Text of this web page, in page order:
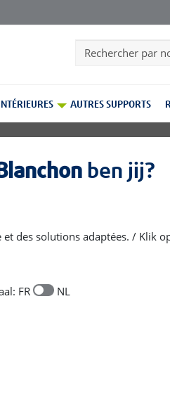
AUTRES SUPPORTS
ben jij?
des solutions adaptées. / Klik
FR NL